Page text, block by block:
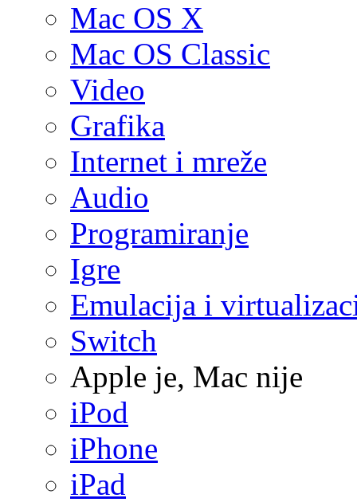
Mac OS X
Mac OS Classic
Video
Grafika
Internet i mreže
Audio
Programiranje
Igre
Emulacija i
Switch
Apple je, Mac nije
iPod
iPhone
iPad